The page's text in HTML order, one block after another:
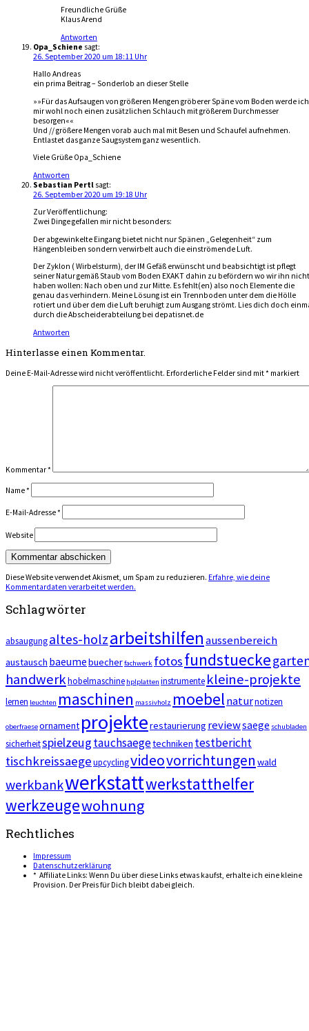
Freundliche Grüße
Klaus Arend
Antworten
Opa_Schiene sagt:
26. September 2020 um 18:11 Uhr
Hallo Andreas
ein prima Beitrag – Sonderlob an dieser Stelle
»»Für das Aufsaugen von größeren Mengen gröberer Späne vom Boden werde ich
mir wohl noch einen zusätzlichen Schlauch mit größerem Durchmesser
besorgen««
Und // größere Mengen vorab auch mal mit Besen und Schaufel aufnehmen.
Entlastet das ganze Saugsystem ganz wesentlich.
Viele Grüße Opa_Schiene
Antworten
Sebastian Pertl sagt:
26. September 2020 um 19:18 Uhr
Zur Veröffentlichung:
Zwei Dinge gefallen mir nicht besonders:
Der abgewinkelte Eingang bietet nicht nur Spänen „Gelegenheit“ zum
Hängenbleiben sondern verwirbelt auch die einströmende Luft.
Der Zyklon ( Wirbelsturm), der IM Gefäß erwünscht und beabsichtigt ist pflegt
seiner Natur gemäß Staub vom Boden EXAKT dahin zu befördern wo wir ihn nicht
haben wollen: Nach oben und zur Mitte. Es fehlt(en) also noch Elemente die
genau das verhindern. Meine Lösung ist ein Trennboden unter dem die Hölle
rotiert und über dem die Luft beruhigt zum Ausgang strömt. Lies dich doch
durch die Abscheiderabteilung bei depatisnet.de
Antworten
Hinterlasse einen Kommentar.
Deine E-Mail-Adresse wird nicht veröffentlicht. Erforderliche Felder sind mit* markiert
Kommentar*
Name*
E-Mail-Adresse*
Website
Diese Website verwendet Akismet, um Spam zu reduzieren. Erfahre, wie deine
Kommentardaten verarbeitet werden.
Schlagwörter
absaugungaltes-holzarbeitshilfenaussenbereich
austausch baeumebuecherfachwerk fotosfundstuecke
handwerkhobelmaschine hplplatten instrumente kleine-projekte
lernen leuchten maschinen massivholz moebelnaturnotizen
oberfraeseornament projekterestaurierung reviewsaege schubladen
sicherheitspielzeugtauchsaegetechniken testbericht
tischkreissaegeupcyclingvideovorrichtungen wald
werkbankwerkstattwerkstatthelfer
werkzeugewohnung
Rechtliches
Impressum
Datenschutzerklärung
* Affiliate Links: Wenn Du über diese Links etwas kaufst, erhalte ich eine kleine
Provision. Der Preis für Dich bleibt dabei gleich.